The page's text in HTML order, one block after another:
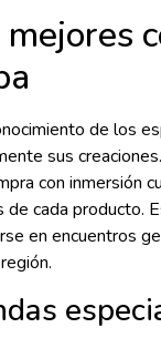
de los
sus
con inmersión
cada producto.
en encuentros